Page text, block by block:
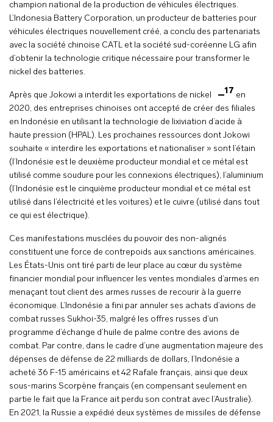
champion national de la production de véhicules électriques.
L’Indonesia Battery Corporation, un producteur de batteries pour
véhicules électriques nouvellement créé, a conclu des partenariats
avec la société chinoise CATL et la société sud-coréenne LG afin
d’obtenir la technologie critique nécessaire pour transformer le
nickel des batteries.
Après que Jokowi a interdit les exportations de nickel 17 en
2020, des entreprises chinoises ont accepté de créer des filiales
en Indonésie en utilisant la technologie de lixiviation d’acide à
haute pression (HPAL). Les prochaines ressources dont Jokowi
souhaite « interdire les exportations et nationaliser » sont l’étain
(l’Indonésie est le deuxième producteur mondial et ce métal est
utilisé comme soudure pour les connexions électriques), l’aluminium
(l’Indonésie est le cinquième producteur mondial et ce métal est
utilisé dans l’électricité et les voitures) et le cuivre (utilisé dans tout
ce qui est électrique).
Ces manifestations musclées du pouvoir des non-alignés
constituent une force de contrepoids aux sanctions américaines.
Les États-Unis ont tiré parti de leur place au cœur du système
financier mondial pour influencer les ventes mondiales d’armes en
menaçant tout client des armes russes de recourir à la guerre
économique. L’Indonésie a fini par annuler ses achats d’avions de
combat russes Sukhoi-35, malgré les offres russes d’un
programme d’échange d’huile de palme contre des avions de
combat. Par contre, dans le cadre d’une augmentation majeure des
dépenses de défense de 22 milliards de dollars, l’Indonésie a
acheté 36 F-15 américains et 42 Rafale français, ainsi que deux
sous-marins Scorpène français (en compensant seulement en
partie le fait que la France ait perdu son contrat avec l’Australie).
En 2021, la Russie a expédié deux systèmes de missiles de défense